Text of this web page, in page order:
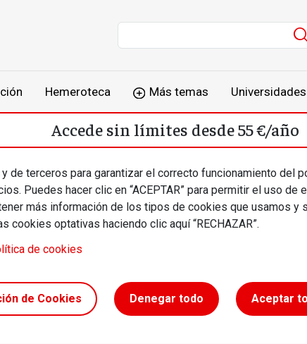
Hemeroteca Más temas Universidades
de terceros para garantizar el correcto funcionamiento del
Puedes hacer clic en “ACEPTAR” para permitir el uso de
más información de los tipos de cookies que usamos
cookies optativas haciendo clic aquí “RECHAZAR”.
de cookies
de Cookies Denegar todo Aceptar
Accede sin límites desde 55 €/año